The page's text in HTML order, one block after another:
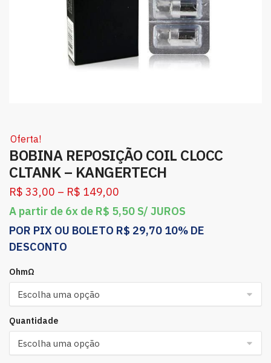
Oferta!
BOBINA REPOSIÇÃO COIL CLOCC
CLTANK – KANGERTECH
R$ 33,00 – R$ 149,00
A partir de 6x de R$ 5,50 S/ JUROS
POR PIX OU BOLETO R$ 29,70 10% DE
DESCONTO
OhmΩ
Quantidade